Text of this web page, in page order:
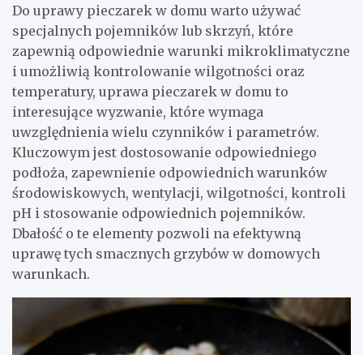
Do uprawy pieczarek w domu warto używać
specjalnych pojemników lub skrzyń, które
zapewnią odpowiednie warunki mikroklimatyczne
i umożliwią kontrolowanie wilgotności oraz
temperatury, uprawa pieczarek w domu to
interesujące wyzwanie, które wymaga
uwzględnienia wielu czynników i parametrów.
Kluczowym jest dostosowanie odpowiedniego
podłoża, zapewnienie odpowiednich warunków
środowiskowych, wentylacji, wilgotności, kontroli
pH i stosowanie odpowiednich pojemników.
Dbałość o te elementy pozwoli na efektywną
uprawę tych smacznych grzybów w domowych
warunkach.